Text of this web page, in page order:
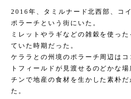
2016年、タミルナード北西部、コ
ポラーチという街にいた。
ミレットやラギなどの雑穀を使っ
ていた時期だった。
ケララとの州境のポラーチ周辺はコ
トフィールドが見渡せるのどかな
チンで地産の食材を生かした素朴
た。